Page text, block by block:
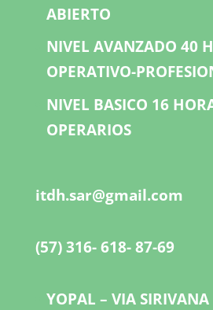
ABIERTO
NIVEL AVANZADO 40
OPERATIVO-
NIVEL BASICO 16
OPERARIOS
itdh.sar@gmail.com
(57) 316- 618- 87-69
YOPAL – VIA